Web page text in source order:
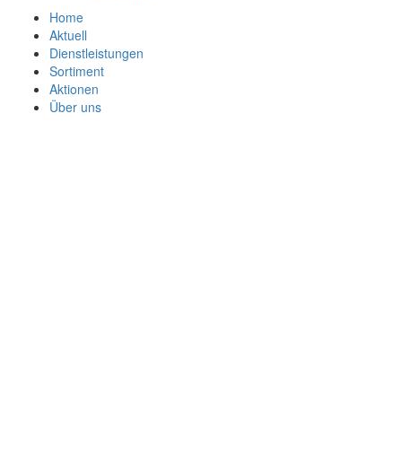
Home
Aktuell
Dienstleistungen
Sortiment
Aktionen
Über uns